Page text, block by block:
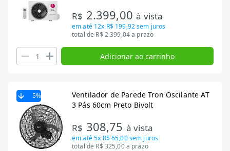
R$ 2.399,00à vista
em até 12x R$ 199,92sem juros
total de R$ 2.399,04 a prazo
Adicionar ao carrinho
5%
Ventilador de Parede Tron Oscilante AT
3 Pás 60cm Preto Bivolt
R$ 308,75 à vista
em até5x R$ 65,00sem juros
total de R$ 325,00 a prazo